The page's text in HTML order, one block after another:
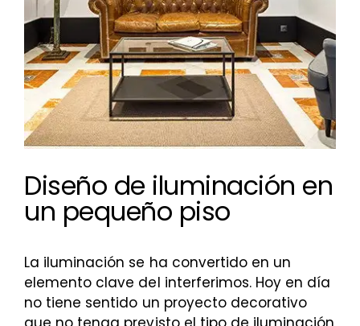
Diseño de iluminación en
un pequeño piso
La iluminación se ha convertido en un
elemento clave del interferimos. Hoy en día
no tiene sentido un proyecto decorativo